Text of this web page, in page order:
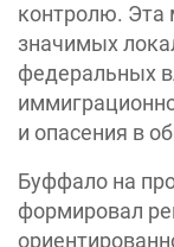
контролю. Эта
значимых
федеральных
и опасения в
Буффало на
формировал